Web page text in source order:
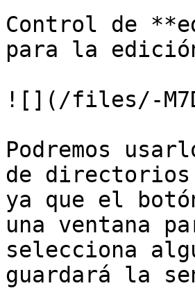
Control de
para la
![](/files/-
Podremos
de directorios
ya que el
una ventana
selecciona
guardará la